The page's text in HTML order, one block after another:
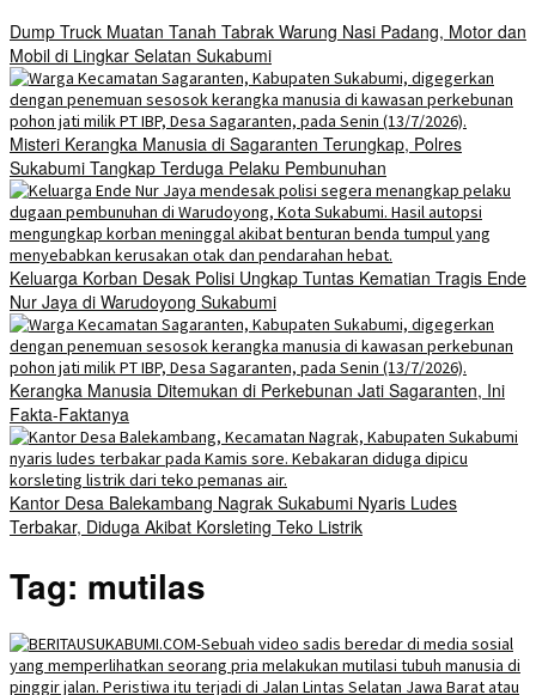
Dump Truck Muatan Tanah Tabrak Warung Nasi Padang, Motor dan
Mobil di Lingkar Selatan Sukabumi
Misteri Kerangka Manusia di Sagaranten Terungkap, Polres
Sukabumi Tangkap Terduga Pelaku Pembunuhan
Keluarga Korban Desak Polisi Ungkap Tuntas Kematian Tragis Ende
Nur Jaya di Warudoyong Sukabumi
Kerangka Manusia Ditemukan di Perkebunan Jati Sagaranten, Ini
Fakta-Faktanya
Kantor Desa Balekambang Nagrak Sukabumi Nyaris Ludes
Terbakar, Diduga Akibat Korsleting Teko Listrik
Tag: mutilas